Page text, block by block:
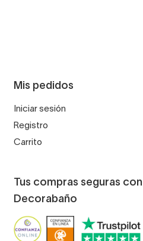
Mis pedidos
Iniciar sesión
Registro
Carrito
Tus compras seguras con
Decorabaño